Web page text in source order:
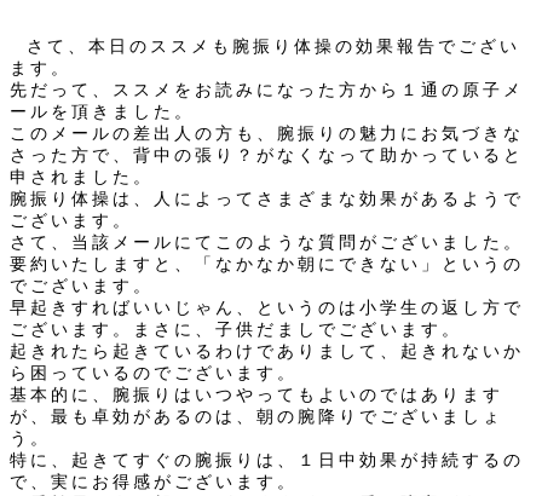
さて、本日のススメも腕振り体操の効果報告でござい
ます。
先だって、ススメをお読みになった方から１通の原子メ
ールを頂きました。
このメールの差出人の方も、腕振りの魅力にお気づきな
さった方で、背中の張り？がなくなって助かっていると
申されました。
腕振り体操は、人によってさまざまな効果があるようで
ございます。
さて、当該メールにてこのような質問がございました。
要約いたしますと、「なかなか朝にできない」というの
でございます。
早起きすればいいじゃん、というのは小学生の返し方で
ございます。まさに、子供だましでございます。
起きれたら起きているわけでありまして、起きれないか
ら困っているのでございます。
基本的に、腕振りはいつやってもよいのではあります
が、最も卓効があるのは、朝の腕降りでございましょ
う。
特に、起きてすぐの腕振りは、１日中効果が持続するの
で、実にお得感がございます。